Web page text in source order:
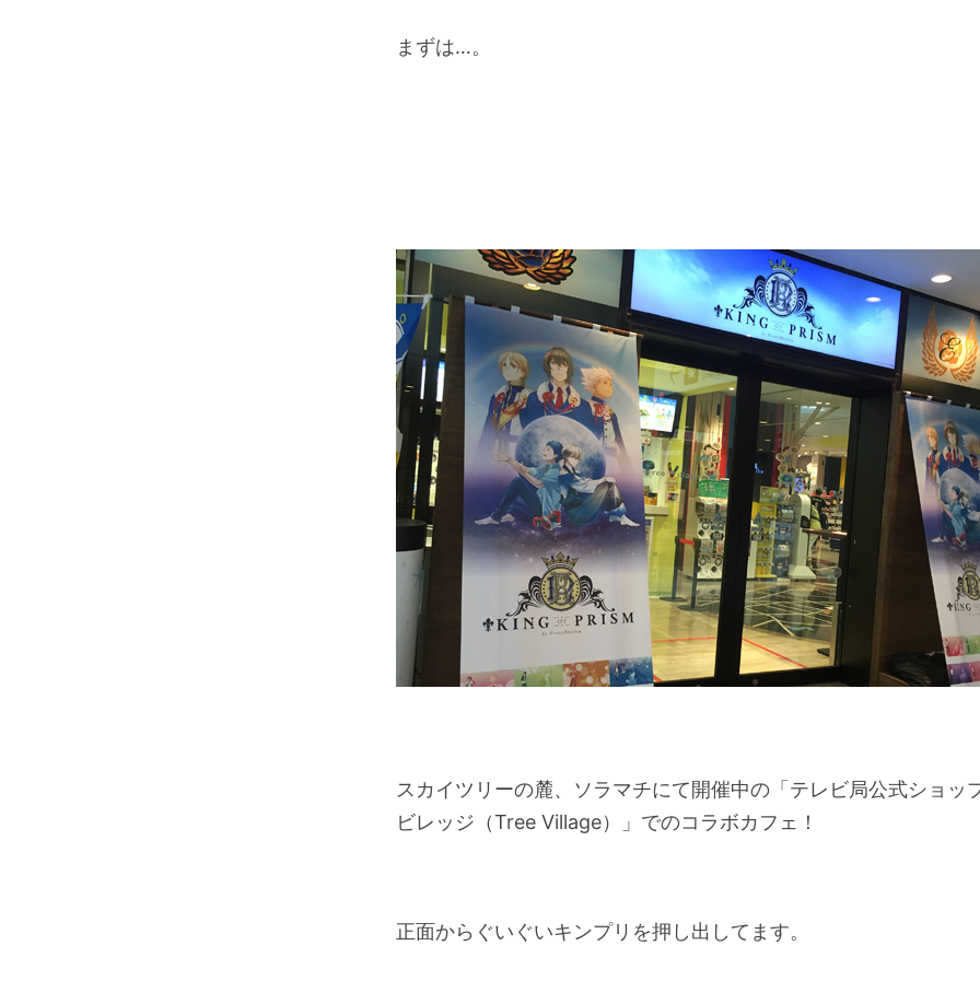
まずは…。
スカイツリーの麓、ソラマチにて開催中の「テレビ局公式ショッ
ビレッジ（Tree Village）」でのコラボカフェ！
正面からぐいぐいキンプリを押し出してます。